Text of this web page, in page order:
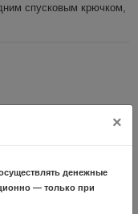
спусковым крючком,
×
денежные
— только при